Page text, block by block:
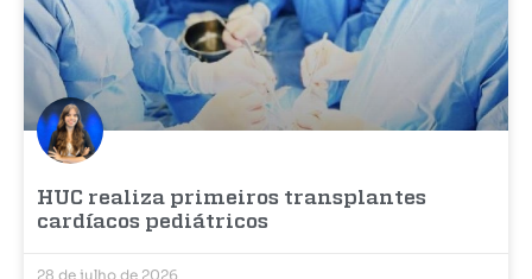
HUC realiza primeiros transplantes
cardíacos pediátricos
28 de julho de 2026